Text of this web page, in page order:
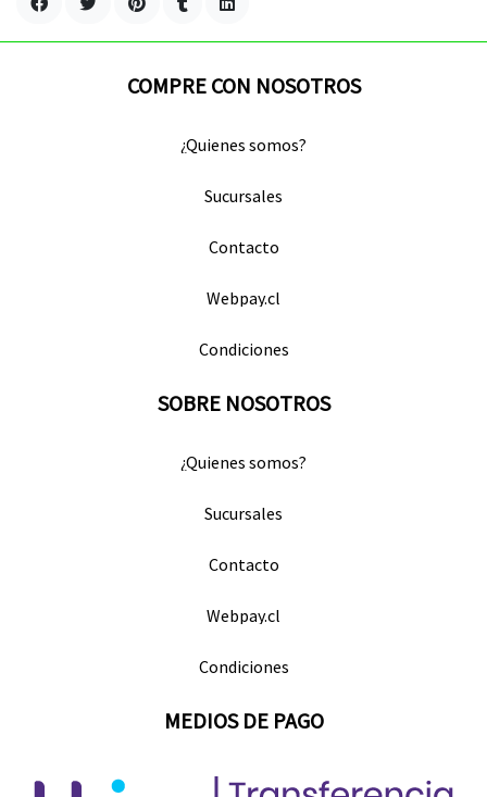
COMPRE CON NOSOTROS
¿Quienes somos?
Sucursales
Contacto
Webpay.cl
Condiciones
SOBRE NOSOTROS
¿Quienes somos?
Sucursales
Contacto
Webpay.cl
Condiciones
MEDIOS DE PAGO